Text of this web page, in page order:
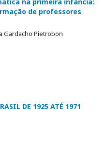
de professores
Gardacho Pietrobon
DE 1925 ATÉ 1971